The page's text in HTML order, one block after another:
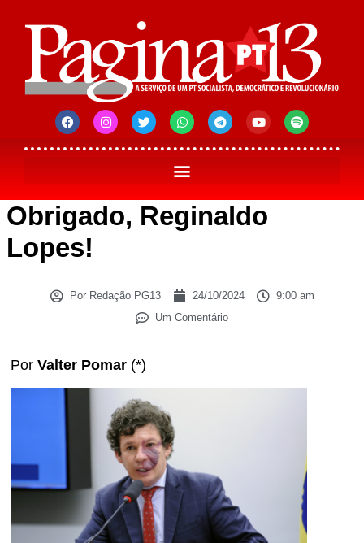
Obrigado, Reginaldo
Lopes!
PorRedação PG13 24/10/2024
9:00 am
Um Comentário
Por Valter Pomar (*)